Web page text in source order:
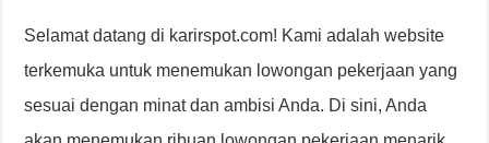
Selamat datang di karirspot.com! Kami adalah website
terkemuka untuk menemukan lowongan pekerjaan yang
sesuai dengan minat dan ambisi Anda. Di sini, Anda